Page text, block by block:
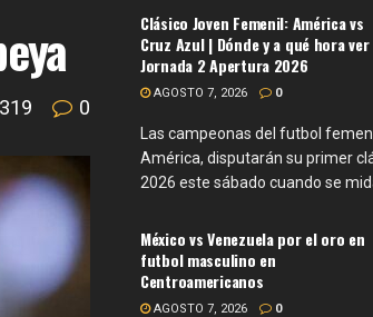
319 0
Clásico Joven Femenil: América vs
Cruz Azul | Dónde y a qué hora ver
Jornada 2 Apertura 2026
AGOSTO 7, 2026 0
Las campeonas del futbol
América, disputarán su primer
2026 este sábado cuando se
México vs Venezuela por el oro en
futbol masculino en
Centroamericanos
AGOSTO 7, 2026 0